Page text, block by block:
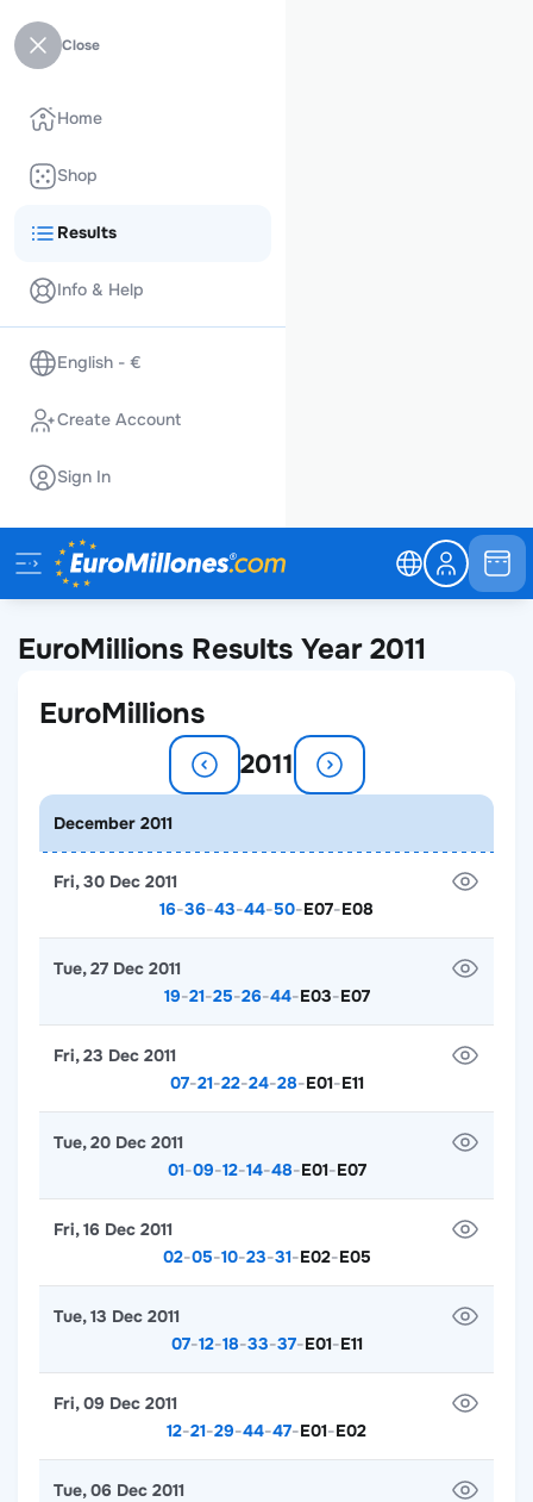
Close
Home
Shop
Results
Info & Help
English - €
Create Account
Sign In
EuroMillions Results Year 2011
EuroMillions
2011
December 2011
16-36-43-44-50-E07-E08
Fri, 30 Dec 2011
19-21-25-26-44-E03-E07
Tue, 27 Dec 2011
07-21-22-24-28-E01-E11
Fri, 23 Dec 2011
01-09-12-14-48-E01-E07
Tue, 20 Dec 2011
02-05-10-23-31-E02-E05
Fri, 16 Dec 2011
07-12-18-33-37-E01-E11
Tue, 13 Dec 2011
12-21-29-44-47-E01-E02
Fri, 09 Dec 2011
Tue, 06 Dec 2011